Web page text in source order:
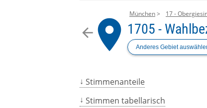
arrow_backplace
München 17 -
1705 -
Anderes Gebiet
Stimmenanteile
Stimmen tabellarisch